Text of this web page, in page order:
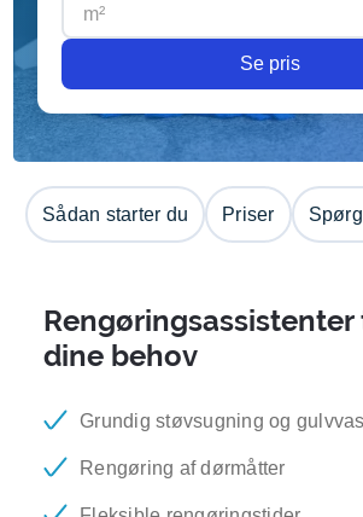
Se pris
Sådan starter du Priser
dine behov
Grundig støvsugning og
Rengøring af dørmåtter